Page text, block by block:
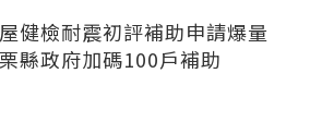
健檢耐震初評補助申請爆量
縣政府加碼100戶補助